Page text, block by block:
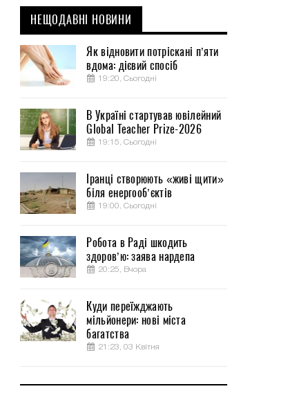
НЕЩОДАВНІ НОВИНИ
Як відновити потріскані п’яти
вдома: дієвий спосіб
19:20, Сьогодні
В Україні стартував ювілейний
Global Teacher Prize-2026
19:15, Сьогодні
Іранці створюють «живі щити»
біля енергооб’єктів
19:00, Сьогодні
Робота в Раді шкодить
здоров’ю: заява нардепа
20:25, Вчора
Куди переїжджають
мільйонери: нові міста
багатства
21:23, 03 Квітня